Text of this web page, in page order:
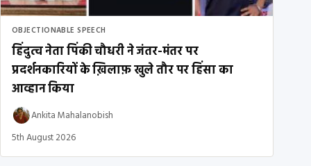
OBJECTIONABLE SPEECH
हिंदुत्व नेता पिंकी चौधरी ने जंतर-मंतर पर
प्रदर्शनकारियों के ख़िलाफ़ खुले तौर पर हिंसा का
आव्हान किया
Ankita Mahalanobish
5th August 2026